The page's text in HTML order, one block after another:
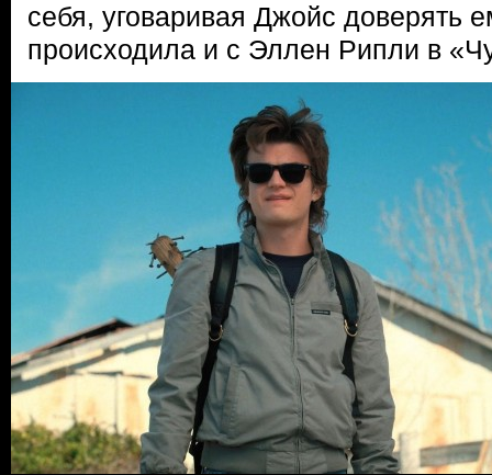
себя, уговаривая Джойс доверять
происходила и с Эллен Рипли в